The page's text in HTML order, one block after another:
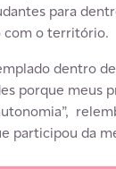
para
com o território.
dentro
porque meus
participou da